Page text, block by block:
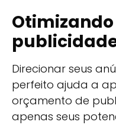
Direcionar seus
perfeito ajuda a
orçamento de
apenas seus